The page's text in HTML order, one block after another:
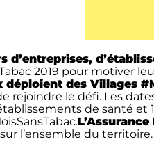
d’entreprises,
2019 pour motiver
déploient des Villages
rejoindre le défi. Les
de santé
l’ensemble du territoire.